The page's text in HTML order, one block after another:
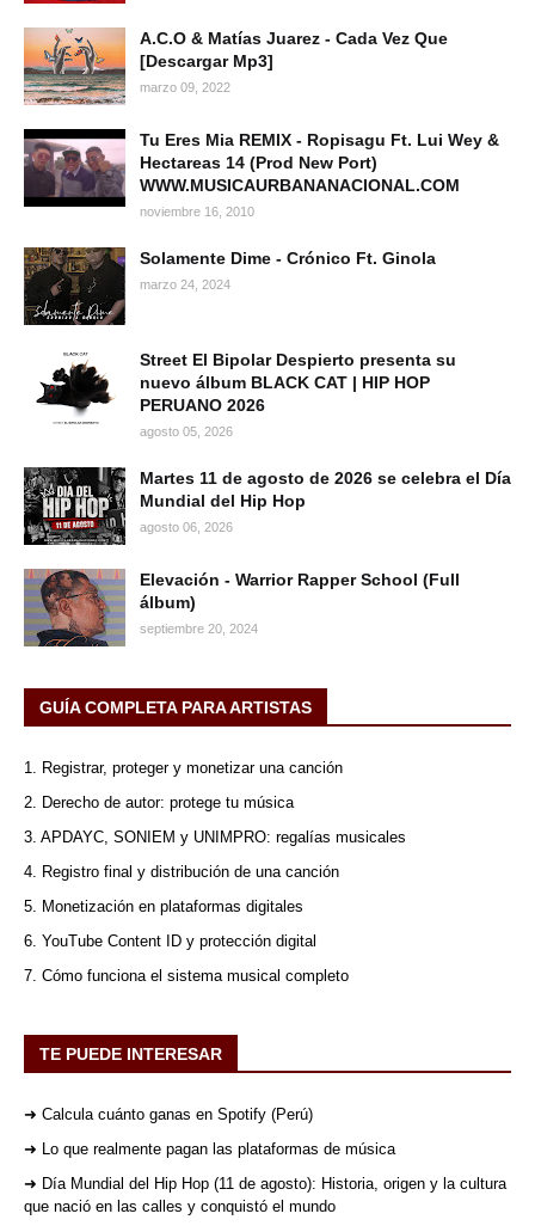
A.C.O & Matías Juarez - Cada Vez Que
[Descargar Mp3]
marzo 09, 2022
Tu Eres Mia REMIX - Ropisagu Ft. Lui Wey &
Hectareas 14 (Prod New Port)
WWW.MUSICAURBANANACIONAL.COM
noviembre 16, 2010
Solamente Dime - Crónico Ft. Ginola
marzo 24, 2024
Street El Bipolar Despierto presenta su
nuevo álbum BLACK CAT | HIP HOP
PERUANO 2026
agosto 05, 2026
Martes 11 de agosto de 2026 se celebra el Día
Mundial del Hip Hop
agosto 06, 2026
Elevación - Warrior Rapper School (Full
álbum)
septiembre 20, 2024
GUÍA COMPLETA PARA ARTISTAS
1. Registrar, proteger y monetizar una canción
2. Derecho de autor: protege tu música
3. APDAYC, SONIEM y UNIMPRO: regalías musicales
4. Registro final y distribución de una canción
5. Monetización en plataformas digitales
6. YouTube Content ID y protección digital
7. Cómo funciona el sistema musical completo
TE PUEDE INTERESAR
➜ Calcula cuánto ganas en Spotify (Perú)
➜ Lo que realmente pagan las plataformas de música
➜ Día Mundial del Hip Hop (11 de agosto): Historia, origen y la cultura
que nació en las calles y conquistó el mundo